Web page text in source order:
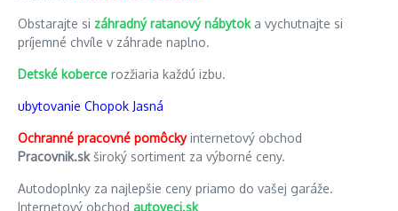
Obstarajte si záhradný ratanový nábytoka vychutnajte si
príjemné chvíle v záhrade naplno.
Detské koberce rozžiaria každú izbu.
ubytovanie Chopok Jasná
Ochranné pracovné pomôckyinternetový obchod
Pracovnik.skširoký sortiment za výborné ceny.
Autodoplnky za najlepšie ceny priamo do vašej garáže.
Internetový obchod autoveci.sk